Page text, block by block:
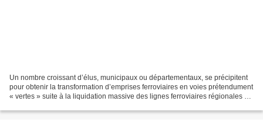
Un nombre croissant d’élus, municipaux ou départementaux, se précipitent
pour obtenir la transformation d’emprises ferroviaires en voies prétendument
« vertes » suite à la liquidation massive des lignes ferroviaires régionales en